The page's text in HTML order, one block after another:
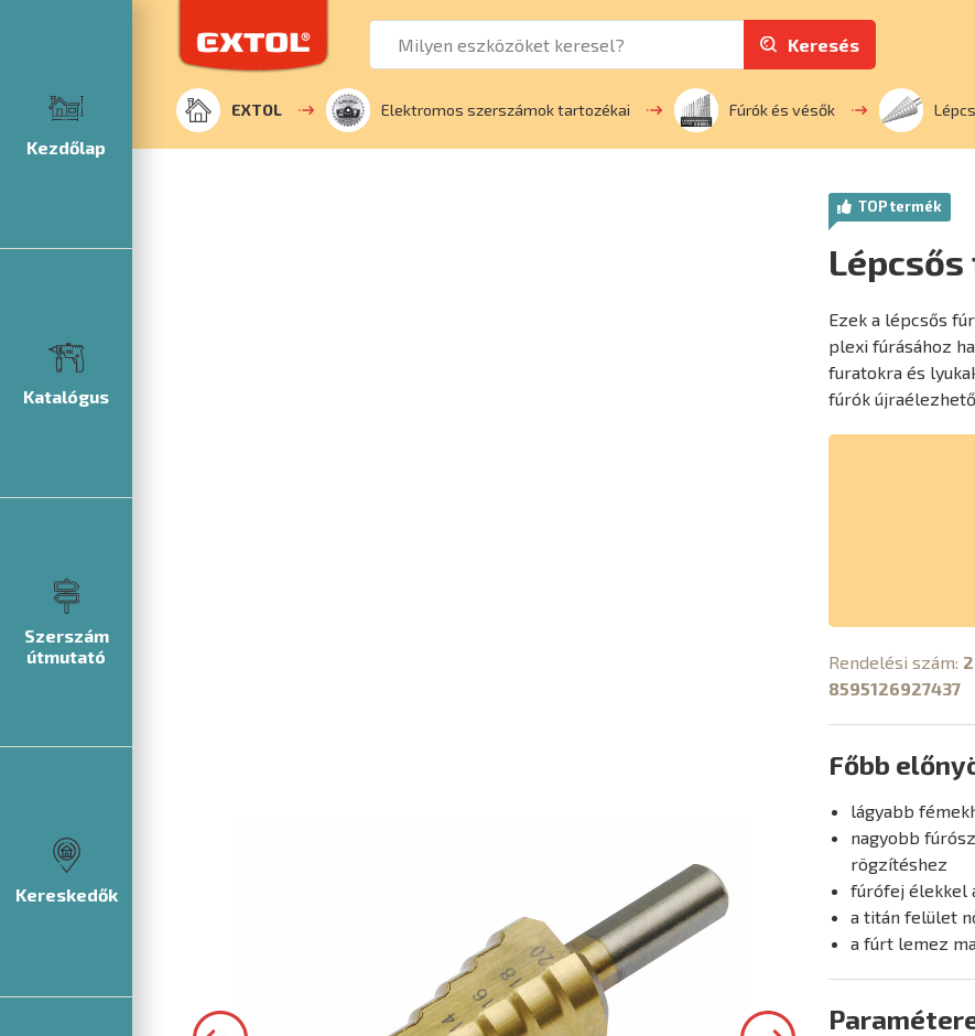
Kezdőlap
Katalógus
Szerszám
útmutató
Kereskedők
Keresés
EXTOL Elektromos szerszámok tartozékai Fúrók és vésők
TOP termék
Ezek a lépcsős
plexi fúrásához
furatokra és
fúrók
Rendelési szám:
8595126927437
Főbb
lágyabb
nagyobb
rögzítéshez
fúrófej élekkel
a titán felület
a fúrt lemez